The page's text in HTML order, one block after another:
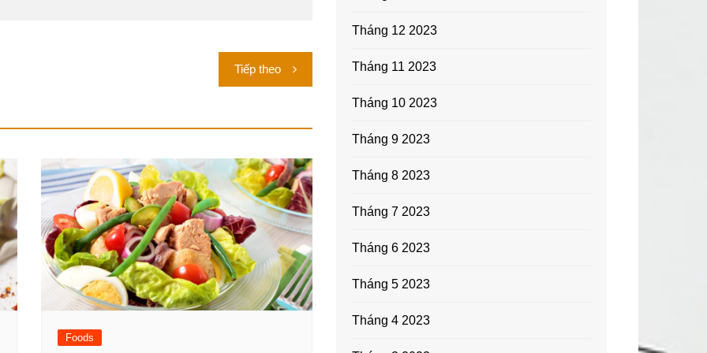
Tiếp theo
Foods
Tháng 12 2023
Tháng 11 2023
Tháng 10 2023
Tháng 9 2023
Tháng 8 2023
Tháng 7 2023
Tháng 6 2023
Tháng 5 2023
Tháng 4 2023